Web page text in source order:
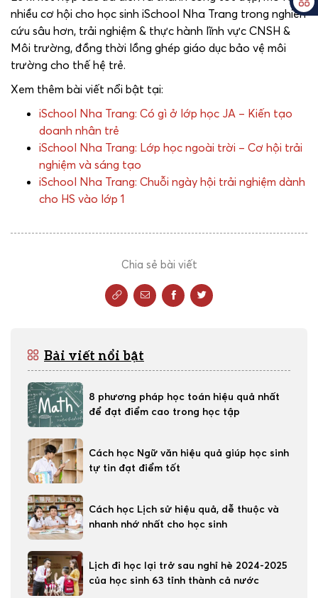
nhiều cơ hội cho học sinh iSchool Nha Trang trong nghiên
cứu sâu hơn, trải nghiệm & thực hành lĩnh vực CNSH &
Môi trường, đồng thời lồng ghép giáo dục bảo vệ môi
trường cho thế hệ trẻ.
Xem thêm bài viết nổi bật tại:
iSchool Nha Trang: Có gì ở lớp học JA – Kiến tạo
doanh nhân trẻ
iSchool Nha Trang: Lớp học ngoài trời – Cơ hội trải
nghiệm và sáng tạo
iSchool Nha Trang: Chuỗi ngày hội trải nghiệm dành
cho HS vào lớp 1
Chia sẻ bài viết
Bài viết nổi bật
8 phương pháp học toán hiệu quả nhất
để đạt điểm cao trong học tập
Cách học Ngữ văn hiệu quả giúp học sinh
tự tin đạt điểm tốt
Cách học Lịch sử hiệu quả, dễ thuộc và
nhanh nhớ nhất cho học sinh
Lịch đi học lại trở sau nghỉ hè 2024-2025
của học sinh 63 tỉnh thành cả nước